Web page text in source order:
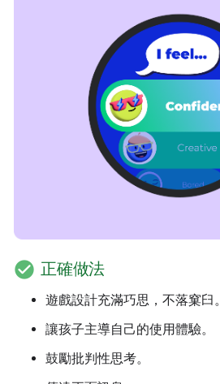
check_circle 正確做法
遊戲設計充滿巧思，不落窠臼。
讓孩子主導自己的使用體驗。
鼓勵批判性思考。